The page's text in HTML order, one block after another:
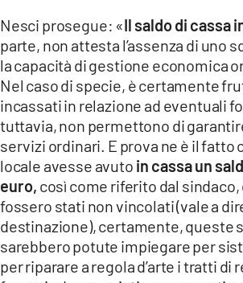
Nesci prosegue: «Il saldo di cassa
parte, non attesta l’assenza di uno
la capacità di gestione economica
Nel caso di specie, è certamente
incassati in relazione ad eventuali
tuttavia, non permettono di
servizi ordinari. E prova ne è il fatto
locale avesse avuto in cassa un
euro, così come riferito dal sindaco,
fossero stati non vincolati (vale a
destinazione), certamente, queste
sarebbero potute impiegare per
per riparare a regola d’arte i tratti di